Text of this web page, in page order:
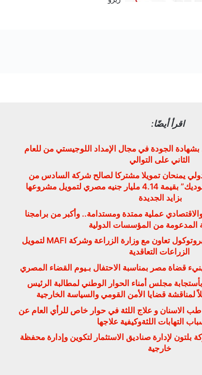
اقرأ أيضًا:
الجودة في مجال الإمداد اللوجيستي من للعام
الثاني على التوالي
يمنحان تمويلا مشتركا لصالح شركة السادس من
أكتوبر للتنمية والاستثمار “سوديك” بقيمة 4.14 مليار جنيه مصري لتمويل مشروعها
بزايد الجديدة
والاقتصادي عملية ممتدة ومستدامة.. وأكبر من برامجنا
المدعومة من المؤسسات الدولية
البنك الزراعي المصري يوقع بروتوكول تعاون مع وزارة الزراعة وشركة MAFI لتمويل
الزراعات التعاقدية
قضاة مصر بمناسبة الاحتفال بـيوم القضاء المصري
مجلس أمناء الحوار الوطني لمطالبة الرئيس
لمناقشة قضايا الأمن القومي والسياسة الخارجية
الاسنان و علاج اللثة في حوار خاص للرأي العام عن
التهابات اللثةوكيفية علاجها
بلتون لإدارة صناديق الاستثمار لتكوين وإدارة محفظة
خارجية